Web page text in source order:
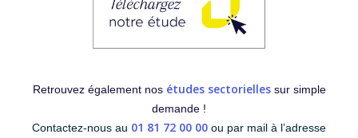
Retrouvez également nos études sectorielles sur simple
demande !
Contactez-nous au 01 81 72 00 00 ou par mail à l’adresse